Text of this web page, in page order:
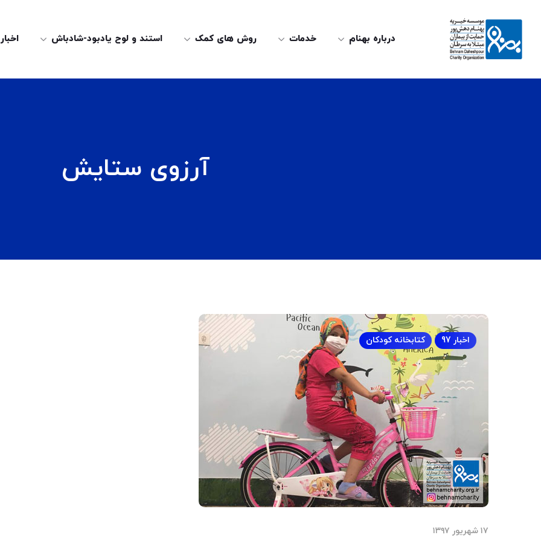
درباره بهنام خدمات روش های کمک استند و لوح یادبود-شادباش اخبار
آرزوی ستایش
اخبار 97 کتابخانه کودکان
۱۷ شهریور ۱۳۹۷